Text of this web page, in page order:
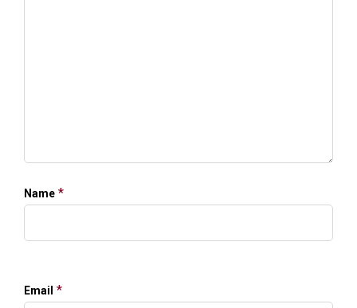
Name *
Email *